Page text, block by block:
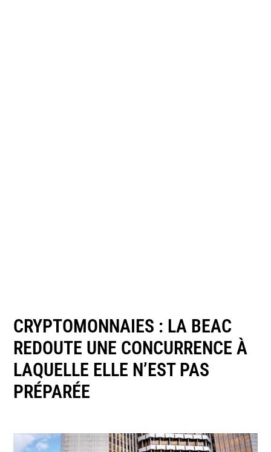
CRYPTOMONNAIES : LA BEAC
REDOUTE UNE CONCURRENCE À
LAQUELLE ELLE N’EST PAS
PRÉPARÉE